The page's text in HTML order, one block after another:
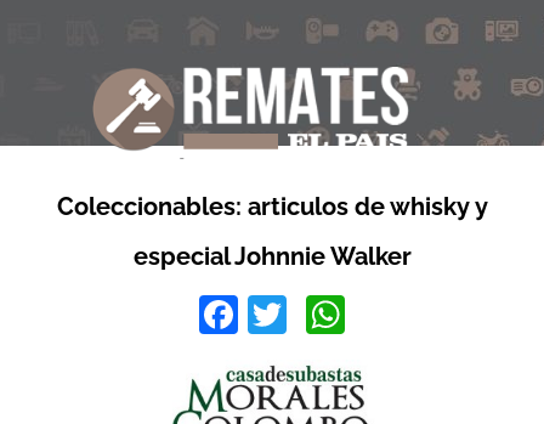
Coleccionables: articulos de whisky y
especial Johnnie Walker
Facebook
Twitter